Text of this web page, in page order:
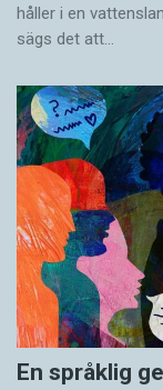
håller i en
sägs det att…
En språklig